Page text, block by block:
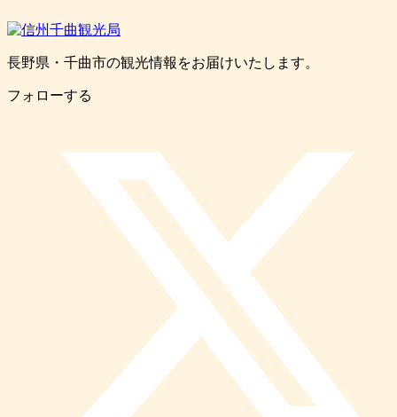
長野県・千曲市の観光情報をお届けいたします。
フォローする